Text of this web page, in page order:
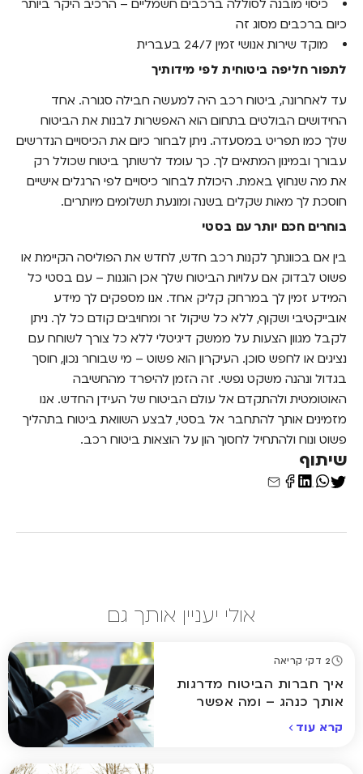
כיסוי מובנה לסוללה ברכבים חשמליים – הרכיב היקר ביותר
כיום ברכבים מסוג זה
מוקד שירות אנושי זמין 24/7 בעברית
לתפור חליפה ביטוחית לפי מידותיך
עד לאחרונה, ביטוח רכב היה למעשה חבילה סגורה. אחד
החידושים הבולטים בתחום הוא האפשרות לבנות את הביטוח
שלך כמו תפריט במסעדה. ניתן לבחור כיום את הכיסויים הנדרשים
עבורך ובמינון המתאים לך. כך עומד לרשותך ביטוח שכולל רק
את מה שנחוץ באמת. היכולת לבחור כיסויים לפי הרגלים אישיים
חוסכת לך מאות שקלים בשנה ומונעת תשלומים מיותרים.
בוחרים חכם יותר עם בסטי
בין אם בכוונתך לקנות רכב חדש, לחדש את הפוליסה הקיימת או
פשוט לבדוק אם עלויות הביטוח שלך אכן הוגנות – עם בסטי כל
המידע זמין לך במרחק קליק אחד. אנו מספקים לך מידע
אובייקטיבי ושקוף, ללא כל שיקול זר ומחויבים קודם כל לך. ניתן
לקבל מגוון הצעות על ממשק דיגיטלי ללא כל צורך לשוחח עם
נציגים או לחפש סוכן. העיקרון הוא פשוט – מי שבוחר נכון, חוסך
בגדול ונהנה משקט נפשי. זה הזמן להיפרד מהחשיבה
האוטומטית ולהתקדם אל עולם הביטוח של העידן החדש. אנו
מזמינים אותך להתחבר אל בסטי, לבצע השוואת ביטוח בתהליך
פשוט ונוח ולהתחיל לחסוך הון על הוצאות ביטוח רכב.
שיתוף
אולי יעניין אותך גם
2 דק' קריאה
איך חברות הביטוח מדרגות
אותך כנהג – ומה אפשר
קרא עוד